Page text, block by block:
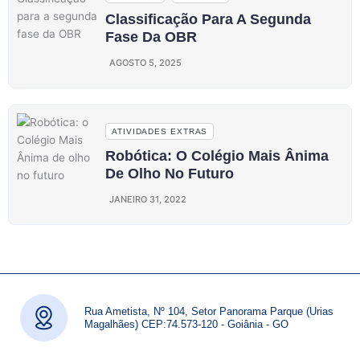
Classificação Para A Segunda
Fase Da OBR
AGOSTO 5, 2025
ATIVIDADES EXTRAS
Robótica: O Colégio Mais Ânima
De Olho No Futuro
JANEIRO 31, 2022
Rua Ametista, Nº 104, Setor Panorama Parque (Urias
Magalhães) CEP:74.573-120 - Goiânia - GO